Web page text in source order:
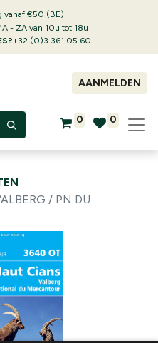
vanaf €50 (BE)
- ZA van 10u tot 18u
+32 (0)3 361 05 60
AANMELDEN
0 0
/ PN DU